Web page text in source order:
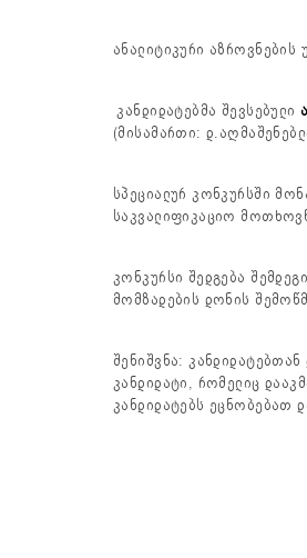
ანალიტიკური აზროვნების
კანდიდატებმა შევსებული
(მისამართი:
სპეციალურ კონკურსში
საკვალიფიკაციო
კონკურსი შედგება
მომზადების დონის
შენიშვნა:
კანდიდატი, რომელიც
კანდიდატებს ეცნობებათ